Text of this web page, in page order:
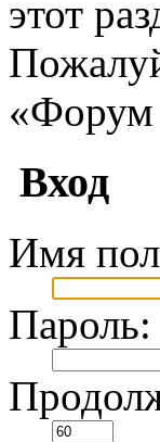
этот
Вход
Имя
Пароль: